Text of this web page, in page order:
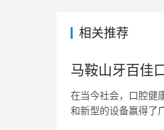
相关推荐
马鞍山牙百佳
在当今社会，口腔健
和新型的设备赢得了